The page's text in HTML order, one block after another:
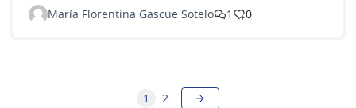
María Florentina Gascue Sotelo 1 0
1 2